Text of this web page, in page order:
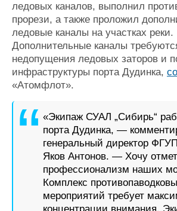
ледовых каналов, выполнил
прорези, а также проложил
ледовые каналы на участках реки.
Дополнительные каналы
недопущения ледовых заторов и
инфраструктуры порта Дудинка,
«Атомфлот».
«Экипаж СУАЛ „Сибирь“
порта Дудинка, —
генеральный директор
Яков Антонов. — Хочу
профессионализм наших
Комплекс
мероприятий требует